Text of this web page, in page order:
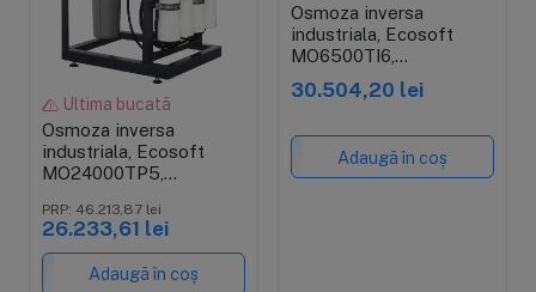
Ultima bucată
Osmoza inversa
industriala, Ecosoft
MO24000TP5,
pentru membrane de 4",
controler, prefiltrare si
pompa inclusa
PRP: 46.213,87 lei
26.233,61 lei
Adaugă în coș
Osmoza inversa
industriala, Ecosoft
MO6500TI6,
profesionala, carcasa
pentru 1 membrana de
si pompa inclusa
30.504,20 lei
Adaugă în coș